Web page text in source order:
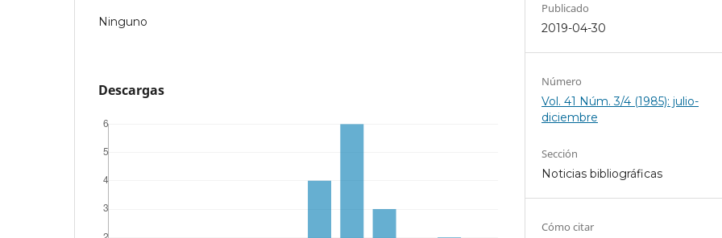
Ninguno
Descargas
Publicado
2019-04-30
Número
Vol. 41 Núm. 3/4 (1985): julio-
diciembre
Sección
Noticias bibliográficas
Cómo citar